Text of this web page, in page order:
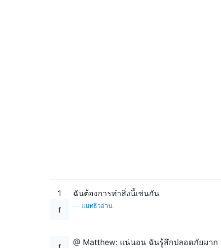
1 ฉันต้องการทำสิ่งนี้เช่นกัน
แมทธิวอ่าน
@ Matthew: แน่นอน ฉันรู้สึกปลอดภัยมาก